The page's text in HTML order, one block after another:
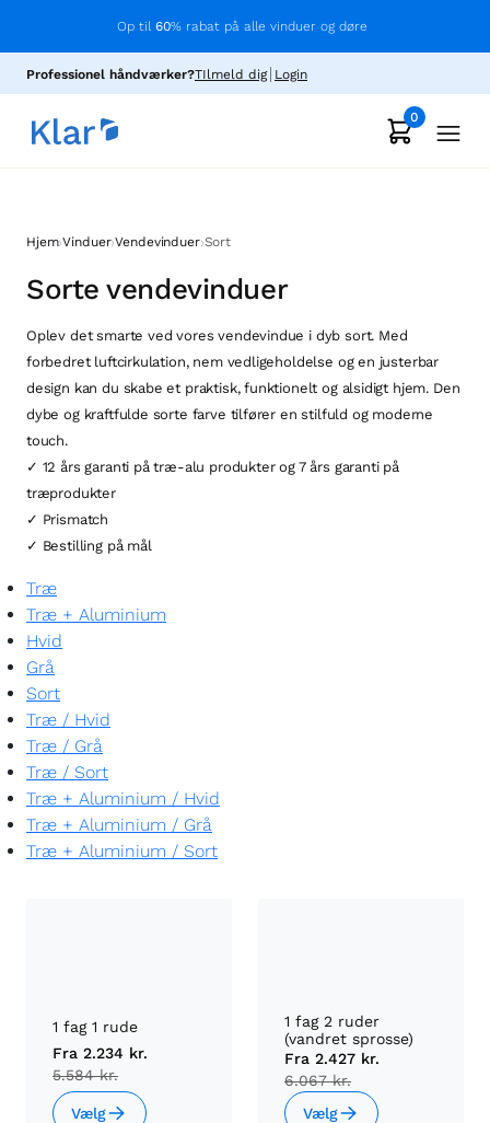
Op til 60% rabat på alle vinduer og døre
Professionel håndværker?TIlmeld dig Login
0
Hjem›Vinduer›Vendevinduer›Sort
Sorte vendevinduer
Oplev det smarte ved vores vendevindue i dyb sort. Med
forbedret luftcirkulation, nem vedligeholdelse og en justerbar
design kan du skabe et praktisk, funktionelt og alsidigt hjem. Den
dybe og kraftfulde sorte farve tilfører en stilfuld og moderne
touch.
✓ 12 års garanti på træ-alu produkter og 7 års garanti på
træprodukter
✓ Prismatch
✓ Bestilling på mål
Træ
Træ + Aluminium
Hvid
Grå
Sort
Træ / Hvid
Træ / Grå
Træ / Sort
Træ + Aluminium / Hvid
Træ + Aluminium / Grå
Træ + Aluminium / Sort
1 fag 1 rude
Fra 2.234 kr.
5.584 kr.
Vælg
1 fag 2 ruder
(vandret sprosse)
Fra 2.427 kr.
6.067 kr.
Vælg